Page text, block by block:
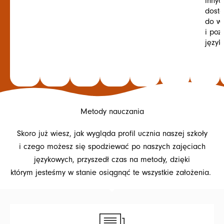
do
i
Metody nauczania
Skoro już wiesz, jak wygląda profil ucznia naszej szkoły
i czego możesz się spodziewać po naszych zajęciach
językowych, przyszedł czas na metody, dzięki
którym jesteśmy w stanie osiągnąć te wszystkie założenia.